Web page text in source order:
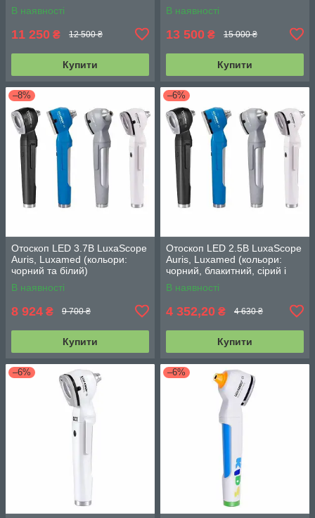
В наявності
11 250 ₴ 12 500 ₴
Купити
В наявності
13 500 ₴ 15 000 ₴
Купити
–8%
Отоскоп LED 3.7В LuxaScope
Auris, Luxamed (кольори:
чорний та білий)
В наявності
8 924 ₴ 9 700 ₴
Купити
–6%
Отоскоп LED 2.5В LuxaScope
Auris, Luxamed (кольори:
чорний, блакитний, сірий і
білий)
В наявності
4 352,20 ₴ 4 630 ₴
Купити
–6% –6%